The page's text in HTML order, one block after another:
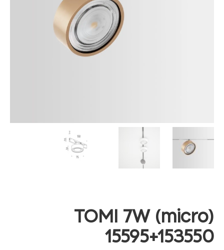
TOMI 7W (micro)
15595+153550